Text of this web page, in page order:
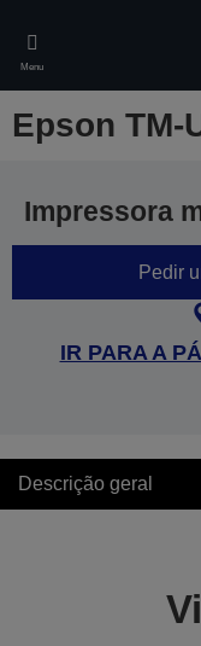
main
content
Menu
Epson TM-
Impressora
Pedir
IR PARA A
Descrição geral